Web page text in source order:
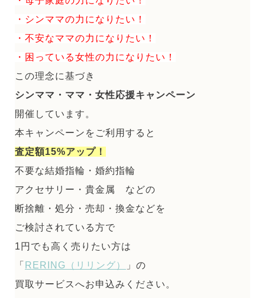
・シンママの力になりたい！
・不安なママの力になりたい！
・困っている女性の力になりたい！
この理念に基づき
シンママ・ママ・女性応援キャンペーン
開催しています。
本キャンペーンをご利用すると
査定額15%アップ！
不要な結婚指輪・婚約指輪
アクセサリー・貴金属 などの
断捨離・処分・売却・換金などを
ご検討されている方で
1円でも高く売りたい方は
「 RERING（リリング）
」の
買取サービスへお申込みください。